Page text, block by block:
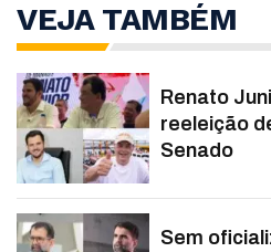
VEJA TAMBÉM
Renato
reeleição
Senado
Sem